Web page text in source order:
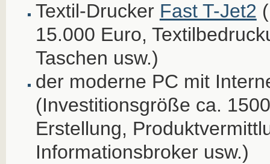
Textil-Drucker Fast T-Jet2
15.000 Euro,
Taschen usw.)
der moderne PC mit
(Investitionsgröße ca.
Erstellung,
Informationsbroker usw.)